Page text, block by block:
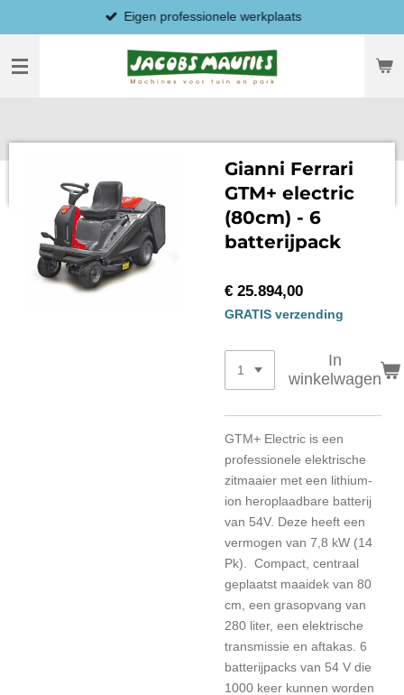
direct
naar
hoofdinhoud
Eigen professionele werkplaats
Gianni Ferrari
GTM+ electric
(80cm) - 6
batterijpack
€ 25.894,00
GRATIS verzending
In
winkelwagen
GTM+ Electric is een
professionele elektrische
zitmaaier met een lithium-
ion heroplaadbare batterij
van 54V. Deze heeft een
vermogen van 7,8 kW (14
Pk). Compact, centraal
geplaatst maaidek van 80
cm, een grasopvang van
280 liter, een elektrische
transmissie en aftakas. 6
batterijpacks van 54 V die
1000 keer kunnen worden